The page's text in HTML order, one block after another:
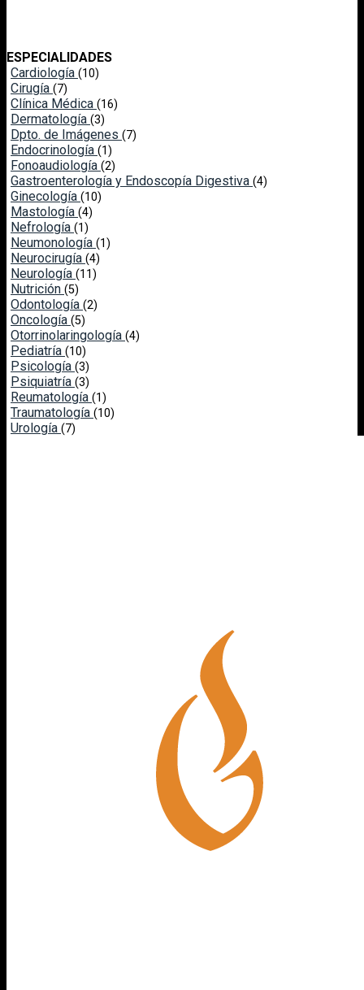
ESPECIALIDADES
Cardiología (10)
Cirugía (7)
Clínica Médica (16)
Dermatología (3)
Dpto. de Imágenes (7)
Endocrinología (1)
Fonoaudiología (2)
Gastroenterología y Endoscopía Digestiva (4)
Ginecología (10)
Mastología (4)
Nefrología (1)
Neumonología (1)
Neurocirugía (4)
Neurología (11)
Nutrición (5)
Odontología (2)
Oncología (5)
Otorrinolaringología (4)
Pediatría (10)
Psicología (3)
Psiquiatría (3)
Reumatología (1)
Traumatología (10)
Urología (7)